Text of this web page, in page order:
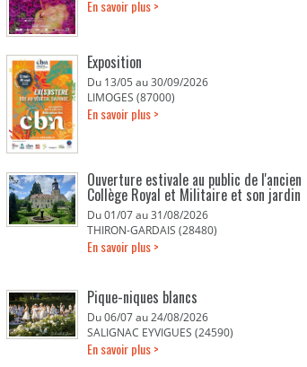
En savoir plus >
Exposition
Du 13/05 au 30/09/2026
LIMOGES (87000)
En savoir plus >
Ouverture estivale au public de l'ancien
Collège Royal et Militaire et son jardin
Du 01/07 au 31/08/2026
THIRON-GARDAIS (28480)
En savoir plus >
Pique-niques blancs
Du 06/07 au 24/08/2026
SALIGNAC EYVIGUES (24590)
En savoir plus >